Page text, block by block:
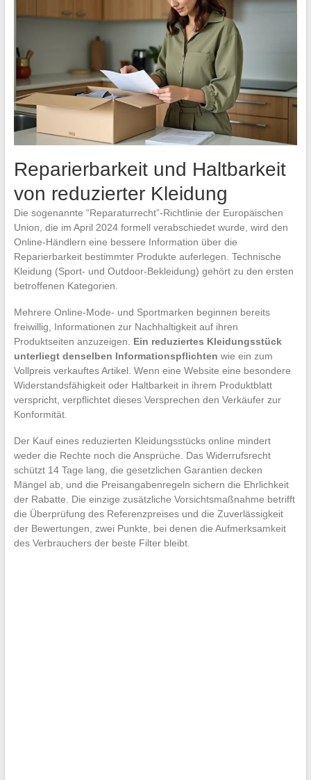
Reparierbarkeit und Haltbarkeit
von reduzierter Kleidung
Die sogenannte “Reparaturrecht”-Richtlinie der Europäischen
Union, die im April 2024 formell verabschiedet wurde, wird den
Online-Händlern eine bessere Information über die
Reparierbarkeit bestimmter Produkte auferlegen. Technische
Kleidung (Sport- und Outdoor-Bekleidung) gehört zu den ersten
betroffenen Kategorien.
Mehrere Online-Mode- und Sportmarken beginnen bereits
freiwillig, Informationen zur Nachhaltigkeit auf ihren
Produktseiten anzuzeigen. Ein reduziertes Kleidungsstück
unterliegt denselben Informationspflichten wie ein zum
Vollpreis verkauftes Artikel. Wenn eine Website eine besondere
Widerstandsfähigkeit oder Haltbarkeit in ihrem Produktblatt
verspricht, verpflichtet dieses Versprechen den Verkäufer zur
Konformität.
Der Kauf eines reduzierten Kleidungsstücks online mindert
weder die Rechte noch die Ansprüche. Das Widerrufsrecht
schützt 14 Tage lang, die gesetzlichen Garantien decken
Mängel ab, und die Preisangabenregeln sichern die Ehrlichkeit
der Rabatte. Die einzige zusätzliche Vorsichtsmaßnahme betrifft
die Überprüfung des Referenzpreises und die Zuverlässigkeit
der Bewertungen, zwei Punkte, bei denen die Aufmerksamkeit
des Verbrauchers der beste Filter bleibt.